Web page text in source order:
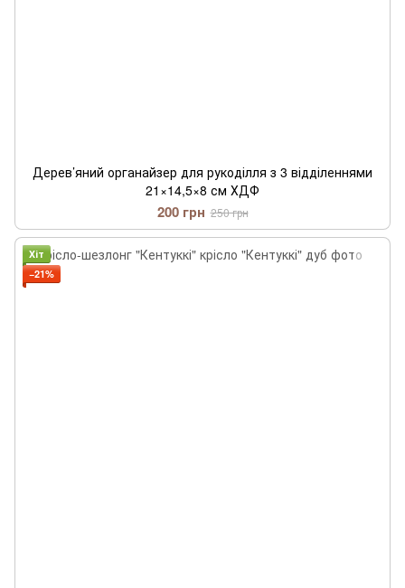
Дерев’яний органайзер для рукоділля з 3 відділеннями
21×14,5×8 см ХДФ
200 грн 250 грн
Хіт
−21%